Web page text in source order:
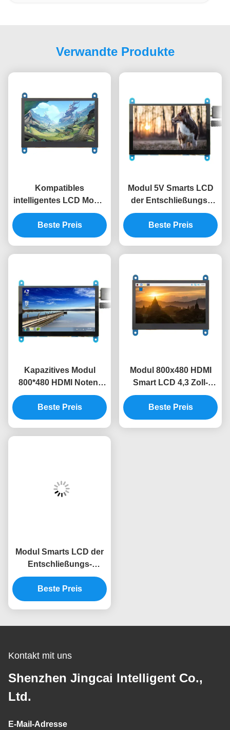
Verwandte Produkte
Kompatibles
intelligentes LCD Modul
0.34A 800x480 HDMI
Modul 4,3 Zoll Tft Lcd
Beste Preis
Modul 5V Smarts LCD
der Entschließungs-
800x480 5 Zoll Lcd-
Modul für Himbeere
Beste Preis
Kapazitives Modul
800*480 HDMI Noten-
Smarts LCD 5 Zoll Lcd-
Anzeigen-Modul
Beste Preis
Modul 800x480 HDMI
Smart LCD 4,3 Zoll-
kapazitiver Touch
Screen
Beste Preis
Modul Smarts LCD der
Entschließungs-
1024x600 7 Zoll-
Anzeigen-Modul für
Himbeerpu
Beste Preis
Kontakt mit uns
Shenzhen Jingcai Intelligent Co.,
Ltd.
E-Mail-Adresse